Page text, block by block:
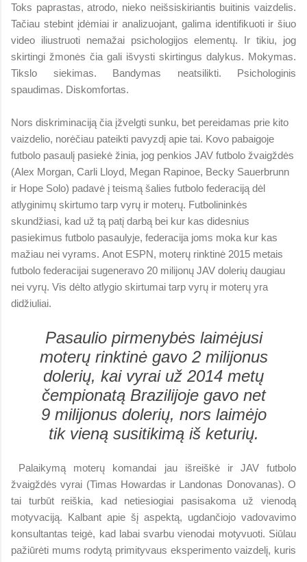
Toks paprastas, atrodo, nieko neišsiskiriantis buitinis vaizdelis.
Tačiau stebint įdėmiai ir analizuojant, galima identifikuoti ir šiuo
video iliustruoti nemažai psichologijos elementų. Ir tikiu, jog
skirtingi žmonės čia gali išvysti skirtingus dalykus. Mokymas.
Tikslo siekimas. Bandymas neatsilikti. Psichologinis
spaudimas. Diskomfortas.
Nors diskriminaciją čia įžvelgti sunku, bet pereidamas prie kito
vaizdelio, norėčiau pateikti pavyzdį apie tai. Kovo pabaigoje
futbolo pasaulį pasiekė žinia, jog penkios JAV futbolo žvaigždės
(Alex Morgan, Carli Lloyd, Megan Rapinoe, Becky Sauerbrunn
ir Hope Solo) padavė į teismą šalies futbolo federaciją dėl
atlyginimų skirtumo tarp vyrų ir moterų. Futbolininkės
skundžiasi, kad už tą patį darbą bei kur kas didesnius
pasiekimus futbolo pasaulyje, federacija joms moka kur kas
mažiau nei vyrams. Anot ESPN, moterų rinktinė 2015 metais
futbolo federacijai sugeneravo 20 milijonų JAV dolerių daugiau
nei vyrų. Vis dėlto atlygio skirtumai tarp vyrų ir moterų yra
didžiuliai.
Pasaulio pirmenybės laimėjusi
moterų rinktinė gavo 2 milijonus
dolerių, kai vyrai už 2014 metų
čempionatą Brazilijoje gavo net
9 milijonus dolerių, nors laimėjo
tik vieną susitikimą iš keturių.
Palaikymą moterų komandai jau išreiškė ir JAV futbolo
žvaigždės vyrai (Timas Howardas ir Landonas Donovanas). O
tai turbūt reiškia, kad netiesiogiai pasisakoma už vienodą
motyvaciją. Kalbant apie šį aspektą, ugdančiojo vadovavimo
konsultantas teigė, kad labai svarbu vienodai motyvuoti. Siūlau
pažiūrėti mums rodytą primityvaus eksperimento vaizdelį, kuris